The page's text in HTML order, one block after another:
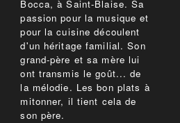
Bocca, à Saint-Blaise. Sa
passion pour la musique et
pour la cuisine découlent
d'un héritage familial. Son
grand-père et sa mère lui
ont transmis le goût... de
la mélodie. Les bon plats à
mitonner, il tient cela de
son père.